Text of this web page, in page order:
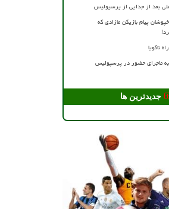
بعد از جدایی از پرسپولیس
پیام بازیکن مازادی که
ناگویا
ماجرای حضور در پرسپولیس
جدیدترین ها